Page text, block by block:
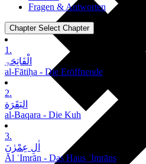
Fragen & Antworten
Chapter Select Chapter
1.
الْفَاتِحَۃِ
al-Fātiḥa - Die Eröffnende
2.
البَقَرَة
al-Baqara - Die Kuh
3.
اٰلِ عِمْرٰنَ
Āl ʿImrān - Das Haus ʿImrāns